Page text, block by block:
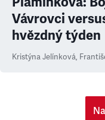
Vávrovci
hvězdný týden
Kristýna Jelínková,